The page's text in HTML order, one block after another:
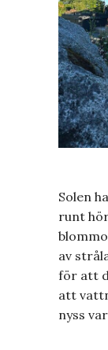
Solen
runt
av
för att
att
nyss